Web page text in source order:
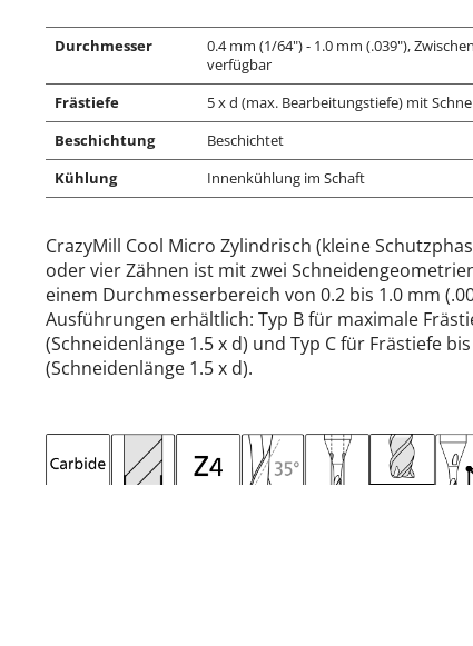
Durchmesser
0.4 mm (1/64") - 1.0 mm (.039"),
verfügbar
Frästiefe
5 x d (max. Bearbeitungstiefe) mit
Beschichtung
Beschichtet
Kühlung
Innenkühlung im Schaft
CrazyMill Cool Micro Zylindrisch (kleine
oder vier Zähnen ist mit zwei
einem Durchmesserbereich von 0.2 bis 1.0 mm
Ausführungen erhältlich: Typ B für maximale
(Schneidenlänge 1.5 x d) und Typ C für Frästiefe
(Schneidenlänge 1.5 x d).